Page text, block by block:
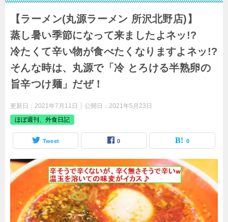
【ラーメン(丸源ラーメン 所沢北野店)】
蒸し暑い季節になって来ましたよネッ!?
冷たくて辛い物が食べたくなりますよネッ!?
そんな時は、丸源で「冷 とろける半熟卵の
旨辛つけ麺」だぜ！
更新日： 2021年7月11日 公開日： 2021年5月23日
ほぼ週刊、外食日記
Tweet 0 0